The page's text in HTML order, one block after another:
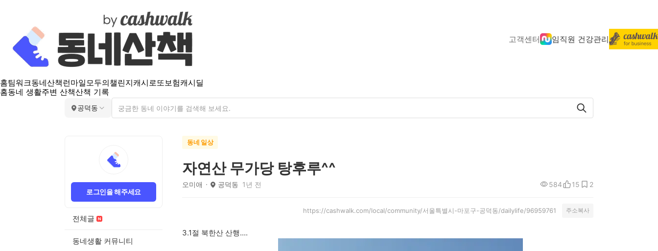
고객센터 임직원 건강관리
홈팀워크동네산책 런마일모두의챌린지캐시로또보험캐시딜
홈동네 생활주변 산책산책 기록
공덕동
로그인을 해주세요
전체글
동네생활 커뮤니티
동네 일상
자연산 무가당 탕후루^^
오미애 공덕동 1년 전 584 15 2
https://cashwalk.com/local/community/서울특별시-마포구-공덕동/dailylife/96959761 주소복사
3.1절 북한산 산행....